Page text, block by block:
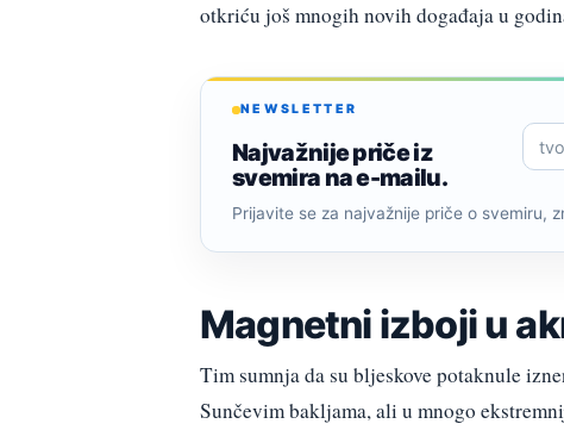
otkriću još mnogih novih događaja u
NEWSLETTER
Najvažnije priče iz
svemira na e-mailu.
Prijavite se za najvažnije priče o svemiru,
Magnetni izboji u
Tim sumnja da su bljeskove potaknule
Sunčevim bakljama, ali u mnogo